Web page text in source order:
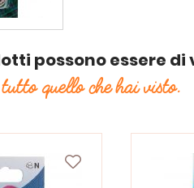
possono essere
quello che hai visto.